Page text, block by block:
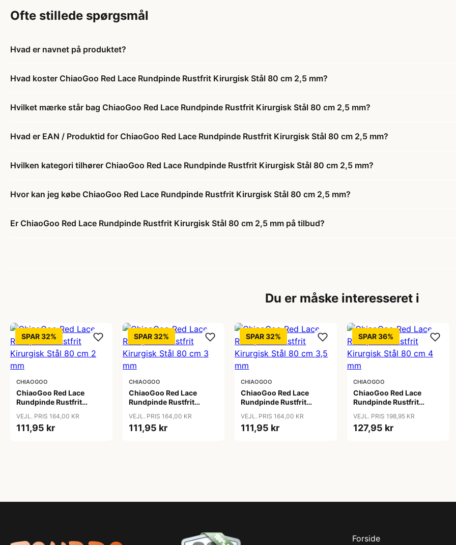
Ofte stillede spørgsmål
Hvad er navnet på produktet?
Hvad koster ChiaoGoo Red Lace Rundpinde Rustfrit Kirurgisk Stål 80 cm 2,5 mm?
Hvilket mærke står bag ChiaoGoo Red Lace Rundpinde Rustfrit Kirurgisk Stål 80 cm 2,5 mm?
Hvad er EAN / Produktid for ChiaoGoo Red Lace Rundpinde Rustfrit Kirurgisk Stål 80 cm 2,5 mm?
Hvilken kategori tilhører ChiaoGoo Red Lace Rundpinde Rustfrit Kirurgisk Stål 80 cm 2,5 mm?
Hvor kan jeg købe ChiaoGoo Red Lace Rundpinde Rustfrit Kirurgisk Stål 80 cm 2,5 mm?
Er ChiaoGoo Red Lace Rundpinde Rustfrit Kirurgisk Stål 80 cm 2,5 mm på tilbud?
Du er måske interesseret i
SPAR 32%
CHIAOGOO
ChiaoGoo Red Lace
Rundpinde Rustfrit
mm
VEJL. PRIS 164,00 KR
111,95 kr
SPAR 32%
CHIAOGOO
ChiaoGoo Red Lace
Rundpinde Rustfrit
mm
VEJL. PRIS 164,00 KR
111,95 kr
SPAR 32%
CHIAOGOO
ChiaoGoo Red Lace
Rundpinde Rustfrit
mm
VEJL. PRIS 164,00 KR
111,95 kr
SPAR 36%
CHIAOGOO
ChiaoGoo Red Lace
Rundpinde Rustfrit
mm
VEJL. PRIS 198,95 KR
127,95 kr
Forside